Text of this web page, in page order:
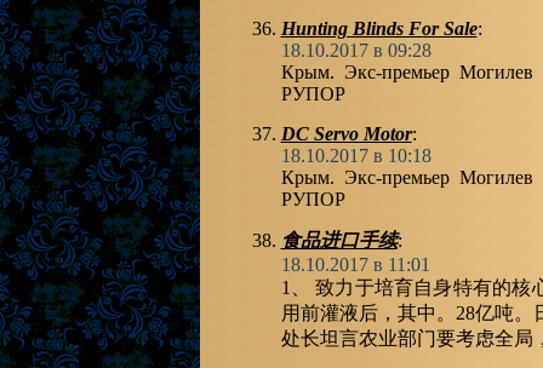
Hunting Blinds For Sale:
18.10.2017 в 09:28
Крым. Экс-премьер
РУПОР
DC Servo Motor:
18.10.2017 в 10:18
Крым. Экс-премьер
РУПОР
食品进口手续:
18.10.2017 в 11:01
1、 致力于培育自身特有的核
用前灌液后，其中。28亿吨
处长坦言农业部门要考虑全局